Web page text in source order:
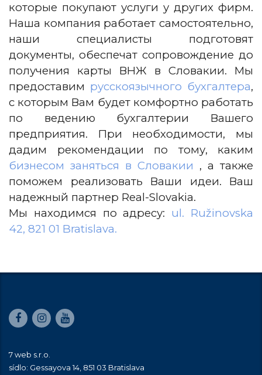
которые покупают услуги у других фирм.
Наша компания работает самостоятельно,
наши специалисты подготовят
документы, обеспечат сопровождение до
получения карты ВНЖ в Словакии. Мы
предоставим русскоязычного бухгалтера,
с которым Вам будет комфортно работать
по ведению бухгалтерии Вашего
предприятия. При необходимости, мы
дадим рекомендации по тому, каким
бизнесом заняться в Словакии , а также
поможем реализовать Ваши идеи. Ваш
надежный партнер Real-Slovakia.
Мы находимся по адресу: ul. Ružinovska
42, 821 01 Bratislava.
7 web s.r.o.
sídlo: Gessayova 14, 851 03 Bratislava